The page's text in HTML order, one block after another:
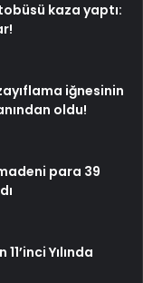
kaza yaptı:
iğnesinin
oldu!
para 39
Yılında